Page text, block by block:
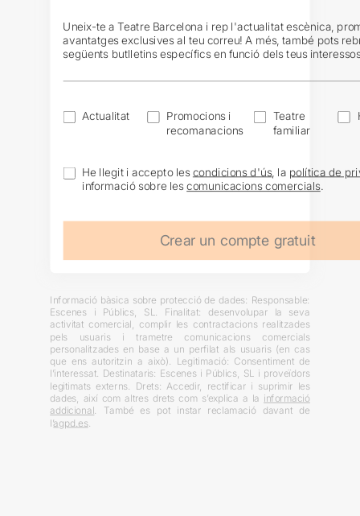
Uneix-te a Teatre Barcelona i rep l'actualitat escènica,
avantatges exclusives al teu correu! A més, també pots
següents butlletins específics en funció dels teus
Actualitat
Promocions i
recomanacions
Teatre
familiar
He llegit i accepto lescondicions d'ús, la política de
informació sobre lescomunicacions comercials.
Crear un compte gratuit
Informació bàsica sobre protecció de dades: Responsable:
Escenes i Públics, SL. Finalitat: desenvolupar la seva
activitat comercial, complir les contractacions realitzades
pels usuaris i trametre comunicacions comercials
personalitzades en base a un perfilat als usuaris (en cas
que ens autoritzin a això). Legitimació: Consentiment de
l’interessat. Destinataris: Escenes i Públics, SL i proveïdors
legitimats externs. Drets: Accedir, rectificar i suprimir les
dades, així com altres drets com s’explica a la informació
addicional. També es pot instar reclamació davant de
l’agpd.es.